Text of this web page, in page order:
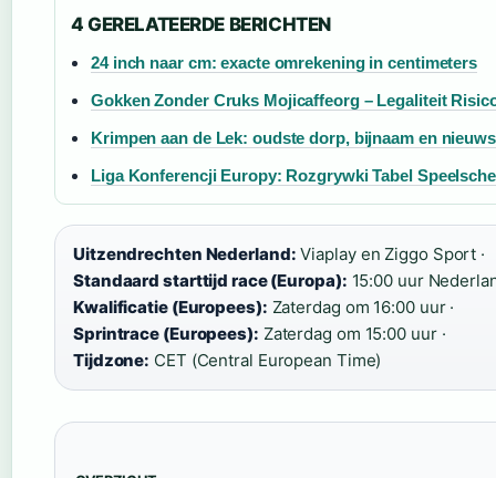
4 GERELATEERDE BERICHTEN
24 inch naar cm: exacte omrekening in centimeters
Gokken Zonder Cruks Mojicaffeorg – Legaliteit
Krimpen aan de Lek: oudste dorp, bijnaam en nieuws
Liga Konferencji Europy: Rozgrywki Tabel
Uitzendrechten Nederland: Viaplay en Ziggo Sport ·
Standaard starttijd race (Europa): 15:00 uur
Kwalificatie (Europees): Zaterdag om 16:00 uur ·
Sprintrace (Europees): Zaterdag om 15:00 uur ·
Tijdzone: CET (Central European Time)